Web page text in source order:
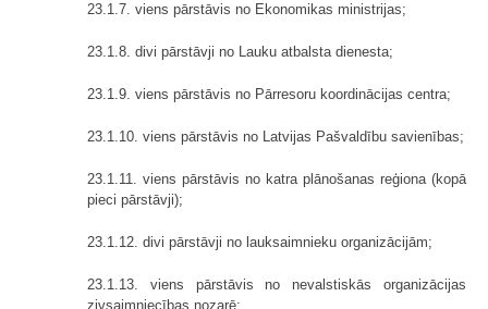
23.1.7. viens pārstāvis no Ekonomikas ministrijas;
23.1.8. divi pārstāvji no Lauku atbalsta dienesta;
23.1.9. viens pārstāvis no Pārresoru koordinācijas centra;
23.1.10. viens pārstāvis no Latvijas Pašvaldību savienības;
23.1.11. viens pārstāvis no katra plānošanas reģiona (kopā
pieci pārstāvji);
23.1.12. divi pārstāvji no lauksaimnieku organizācijām;
23.1.13. viens pārstāvis no nevalstiskās organizācijas
zivsaimniecības nozarē;